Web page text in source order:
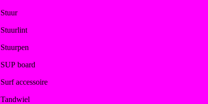
Stuur
Stuurlint
Stuurpen
SUP board
Surf accessoire
Tandwiel